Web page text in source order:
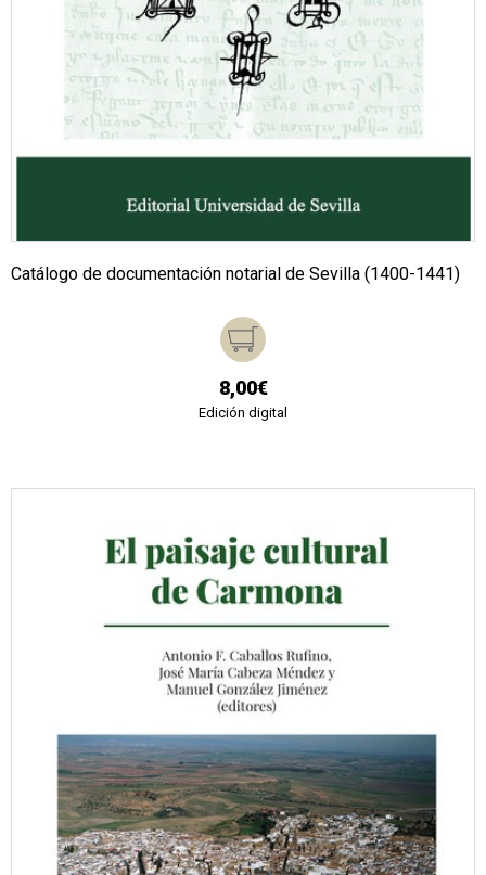
Catálogo de documentación notarial de Sevilla (1400-1441)
8,00€
Edición digital